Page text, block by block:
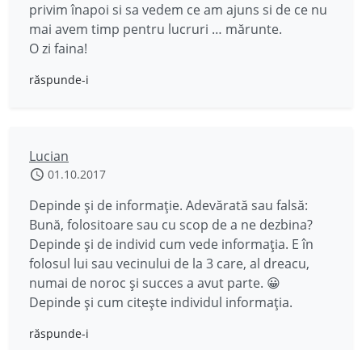
privim înapoi si sa vedem ce am ajuns si de ce nu
mai avem timp pentru lucruri … mărunte.
O zi faina!
răspunde-i
Lucian
01.10.2017
Depinde și de informație. Adevărată sau falsă:
Bună, folositoare sau cu scop de a ne dezbina?
Depinde și de individ cum vede informația. E în
folosul lui sau vecinului de la 3 care, al dreacu,
numai de noroc și succes a avut parte. 😀
Depinde și cum citește individul informația.
răspunde-i